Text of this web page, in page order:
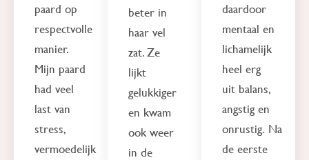
paard op
respectvolle
manier.
Mijn paard
had veel
last van
stress,
vermoedelijk
beter in
haar vel
zat. Ze
lijkt
gelukkiger
en kwam
ook weer
in de
daardoor
mentaal en
lichamelijk
heel erg
uit balans,
angstig en
onrustig. Na
de eerste